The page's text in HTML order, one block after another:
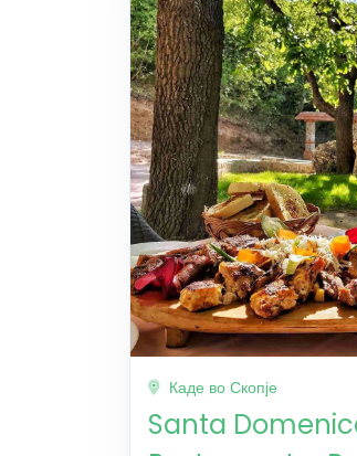
Каде во Скопје
Santa